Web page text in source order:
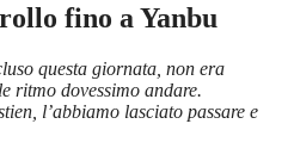
fino a Yanbu
questa giornata, non era
ritmo dovessimo andare.
l’abbiamo lasciato passare e